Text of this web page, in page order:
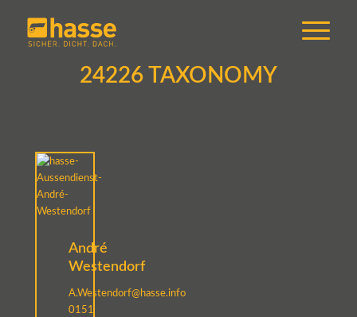
24226 TAXONOMY
André
Westendorf
A.Westendorf@hasse.info
0151